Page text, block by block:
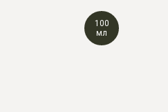
100
мл